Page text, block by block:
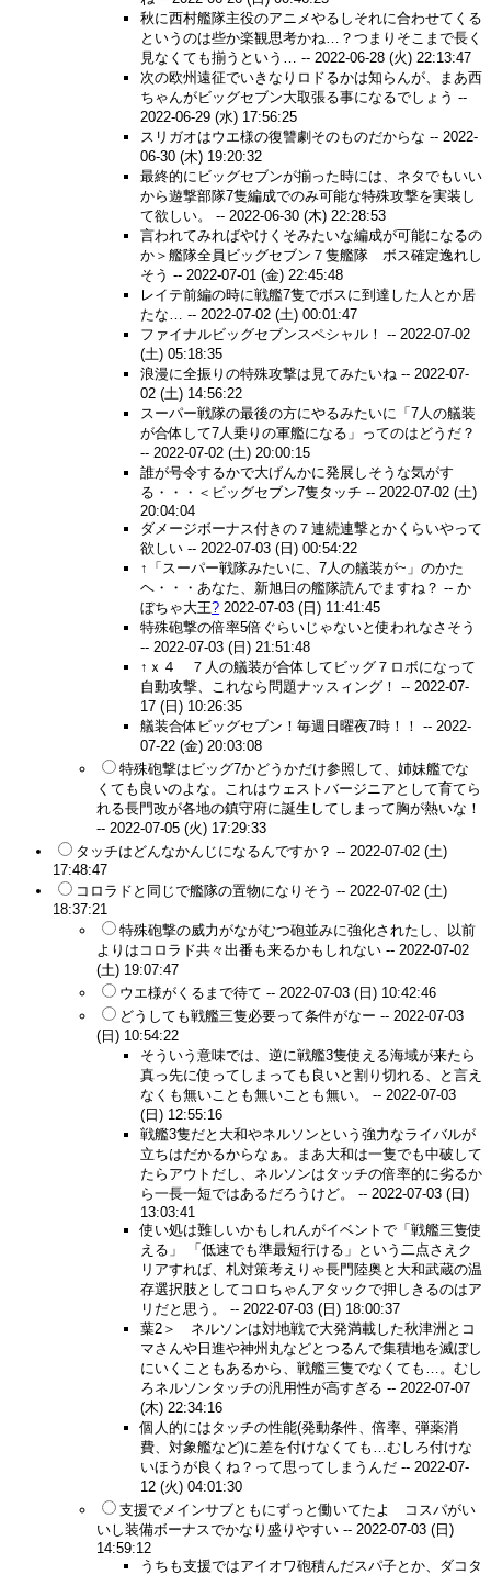
秋に西村艦隊主役のアニメやるしそれに合わせてくる
というのは些か楽観思考かね…？つまりそこまで長く
見なくても揃うという… -- 2022-06-28 (火) 22:13:47
次の欧州遠征でいきなりロドるかは知らんが、まあ西
ちゃんがビッグセブン大取張る事になるでしょう --
2022-06-29 (水) 17:56:25
スリガオはウエ様の復讐劇そのものだからな -- 2022-
06-30 (木) 19:20:32
最終的にビッグセブンが揃った時には、ネタでもいい
から遊撃部隊7隻編成でのみ可能な特殊攻撃を実装し
て欲しい。 -- 2022-06-30 (木) 22:28:53
言われてみればやけくそみたいな編成が可能になるの
か＞艦隊全員ビッグセブン７隻艦隊 ボス確定逸れし
そう -- 2022-07-01 (金) 22:45:48
レイテ前編の時に戦艦7隻でボスに到達した人とか居
たな… -- 2022-07-02 (土) 00:01:47
ファイナルビッグセブンスペシャル！ -- 2022-07-02
(土) 05:18:35
浪漫に全振りの特殊攻撃は見てみたいね -- 2022-07-
02 (土) 14:56:22
スーパー戦隊の最後の方にやるみたいに「7人の艤装
が合体して7人乗りの軍艦になる」ってのはどうだ？
-- 2022-07-02 (土) 20:00:15
誰が号令するかで大げんかに発展しそうな気がす
る・・・＜ビッグセブン7隻タッチ -- 2022-07-02 (土)
20:04:04
ダメージボーナス付きの７連続連撃とかくらいやって
欲しい -- 2022-07-03 (日) 00:54:22
↑「スーパー戦隊みたいに、7人の艤装が~」のかた
ヘ・・・あなた、新旭日の艦隊読んでますね？ -- か
ぼちゃ大王? 2022-07-03 (日) 11:41:45
特殊砲撃の倍率5倍ぐらいじゃないと使われなさそう
-- 2022-07-03 (日) 21:51:48
↑ｘ４ ７人の艤装が合体してビッグ７ロボになって
自動攻撃、これなら問題ナッスィング！ -- 2022-07-
17 (日) 10:26:35
艤装合体ビッグセブン！毎週日曜夜7時！！ -- 2022-
07-22 (金) 20:03:08
特殊砲撃はビッグ7かどうかだけ参照して、姉妹艦でな
くても良いのよな。これはウェストバージニアとして育てら
れる長門改が各地の鎮守府に誕生してしまって胸が熱いな！
-- 2022-07-05 (火) 17:29:33
タッチはどんなかんじになるんですか？ -- 2022-07-02 (土)
17:48:47
コロラドと同じで艦隊の置物になりそう -- 2022-07-02 (土)
18:37:21
特殊砲撃の威力がながむつ砲並みに強化されたし、以前
よりはコロラド共々出番も来るかもしれない -- 2022-07-02
(土) 19:07:47
ウエ様がくるまで待て -- 2022-07-03 (日) 10:42:46
どうしても戦艦三隻必要って条件がなー -- 2022-07-03
(日) 10:54:22
そういう意味では、逆に戦艦3隻使える海域が来たら
真っ先に使ってしまっても良いと割り切れる、と言え
なくも無いことも無いことも無い。 -- 2022-07-03
(日) 12:55:16
戦艦3隻だと大和やネルソンという強力なライバルが
立ちはだかるからなぁ。まあ大和は一隻でも中破して
たらアウトだし、ネルソンはタッチの倍率的に劣るか
ら一長一短ではあるだろうけど。 -- 2022-07-03 (日)
13:03:41
使い処は難しいかもしれんがイベントで「戦艦三隻使
える」 「低速でも準最短行ける」という二点さえク
リアすれば、札対策考えりゃ長門陸奥と大和武蔵の温
存選択肢としてコロちゃんアタックで押しきるのはア
リだと思う。 -- 2022-07-03 (日) 18:00:37
葉2＞ ネルソンは対地戦で大発満載した秋津洲とコ
マさんや日進や神州丸などとつるんで集積地を滅ぼし
にいくこともあるから、戦艦三隻でなくても…。むし
ろネルソンタッチの汎用性が高すぎる -- 2022-07-07
(木) 22:34:16
個人的にはタッチの性能(発動条件、倍率、弾薬消
費、対象艦など)に差を付けなくても…むしろ付けな
いほうが良くね？って思ってしまうんだ -- 2022-07-
12 (火) 04:01:30
支援でメインサブともにずっと働いてたよ コスパがい
いし装備ボーナスでかなり盛りやすい -- 2022-07-03 (日)
14:59:12
うちも支援ではアイオワ砲積んだスパ子とか、ダコタ